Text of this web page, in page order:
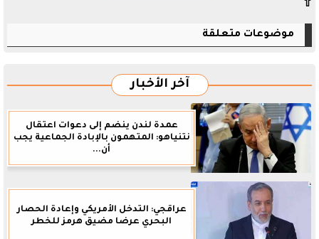
موضوعات متعلقة
آخر الأخبار
عمدة لندن ينضم إلى دعوات اعتقال
نتنياهو: المتهمون بالإبادة الجماعية يجب
أن...
عراقجي: التدخل الأمريكي وإعادة الحصار
البحري عرضا مضيق هرمز للخطر